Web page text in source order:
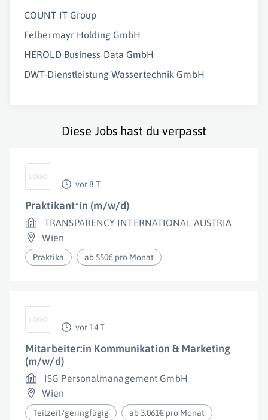
COUNT IT Group
Felbermayr Holding GmbH
HEROLD Business Data GmbH
DWT-Dienstleistung Wassertechnik GmbH
Diese Jobs hast du verpasst
vor 8 T
Praktikant*in (m/w/d)
TRANSPARENCY INTERNATIONAL AUSTRIA
Wien
Praktika ab 550€ pro Monat
vor 14 T
Mitarbeiter:in Kommunikation & Marketing
(m/w/d)
ISG Personalmanagement GmbH
Wien
Teilzeit/geringfügig ab 3.061€ pro Monat